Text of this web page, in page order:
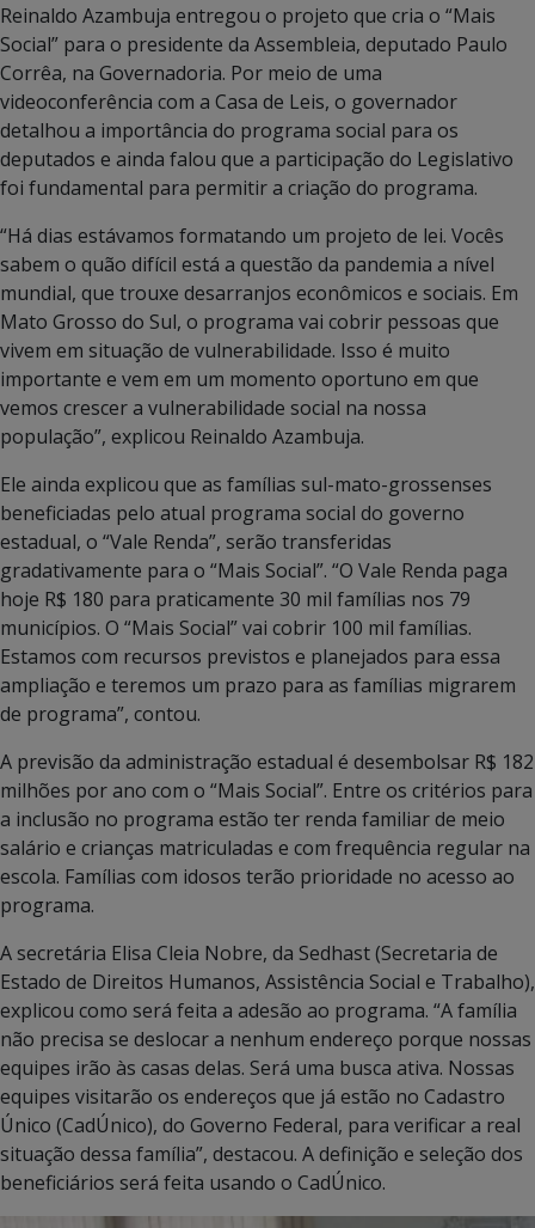
Reinaldo Azambuja entregou o projeto que cria o “Mais
Social” para o presidente da Assembleia, deputado Paulo
Corrêa, na Governadoria. Por meio de uma
videoconferência com a Casa de Leis, o governador
detalhou a importância do programa social para os
deputados e ainda falou que a participação do Legislativo
foi fundamental para permitir a criação do programa.
“Há dias estávamos formatando um projeto de lei. Vocês
sabem o quão difícil está a questão da pandemia a nível
mundial, que trouxe desarranjos econômicos e sociais. Em
Mato Grosso do Sul, o programa vai cobrir pessoas que
vivem em situação de vulnerabilidade. Isso é muito
importante e vem em um momento oportuno em que
vemos crescer a vulnerabilidade social na nossa
população”, explicou Reinaldo Azambuja.
Ele ainda explicou que as famílias sul-mato-grossenses
beneficiadas pelo atual programa social do governo
estadual, o “Vale Renda”, serão transferidas
gradativamente para o “Mais Social”. “O Vale Renda paga
hoje R$ 180 para praticamente 30 mil famílias nos 79
municípios. O “Mais Social” vai cobrir 100 mil famílias.
Estamos com recursos previstos e planejados para essa
ampliação e teremos um prazo para as famílias migrarem
de programa”, contou.
A previsão da administração estadual é desembolsar R$ 182
milhões por ano com o “Mais Social”. Entre os critérios para
a inclusão no programa estão ter renda familiar de meio
salário e crianças matriculadas e com frequência regular na
escola. Famílias com idosos terão prioridade no acesso ao
programa.
A secretária Elisa Cleia Nobre, da Sedhast (Secretaria de
Estado de Direitos Humanos, Assistência Social e Trabalho),
explicou como será feita a adesão ao programa. “A família
não precisa se deslocar a nenhum endereço porque nossas
equipes irão às casas delas. Será uma busca ativa. Nossas
equipes visitarão os endereços que já estão no Cadastro
Único (CadÚnico), do Governo Federal, para verificar a real
situação dessa família”, destacou. A definição e seleção dos
beneficiários será feita usando o CadÚnico.